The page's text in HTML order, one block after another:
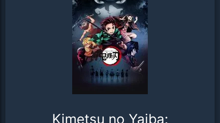
Kimetsu no Yaiba: